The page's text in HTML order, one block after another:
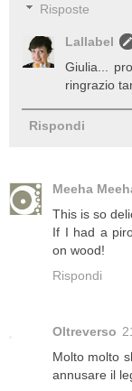
Risposte
Lallabel
Giulia...
ringrazio
Rispondi
Meeha
This is so
If I had a
on wood!
Rispondi
Oltreverso
Molto molto
annusare il